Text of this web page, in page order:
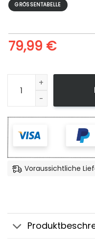
GRÖSSENTABELLE
79,99 €
Leinwandbild Der Herr
Voraussichtliche